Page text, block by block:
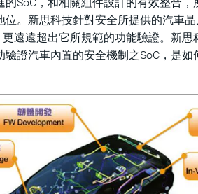
位。新思科技針對安全所提供的汽車
更遠遠超出它所規範的功能驗證。新
驗證汽車內置的安全機制之SoC，是